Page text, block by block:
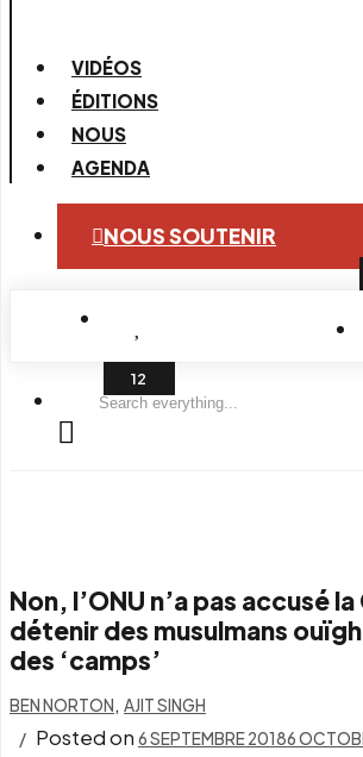
VIDÉOS
ÉDITIONS
NOUS
AGENDA
NOUS SOUTENIR
Search
Non, l’ONU n’a pas accusé
détenir des musulmans
des ‘camps’
BEN NORTON, AJIT SINGH
Posted on 6 SEPTEMBRE 20186